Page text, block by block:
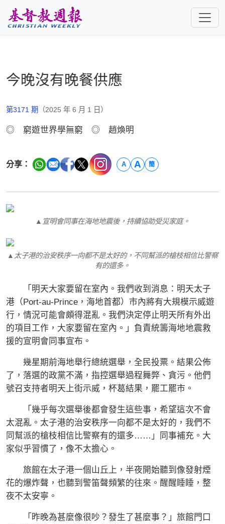
今晚沒有晚餐供應
第3171 期 （2025 年 6 月 1 日）
◎ 窮遊世界學無窮 ◎ 趙煥明
分享： A A 簡
▲宣明會同事在海地地震後，持續協助受災家庭。
▲太子港的治安秩序一向都不是太好的，不同幫派的槍枝相信比警察
有的還多。
「明天大家要留在室內。我們收到消息：明天太子
港（Port-au-Prince，海地首都）市內將有大規模示威遊
行，情況可能會頗得混亂。我們決定停止明天所有外出
的項目工作，大家要留在室內。」負責統籌海地地震救
援的宣明會同事宣布。
幾星期前海地舉行總統選舉，全民投票。結果公佈
了，落選的政黨不滿，指控選舉過程舞弊、貪污。他們
號召支持者明天上街示威，杯葛結果，罷工罷市。
「幾乎每次選舉後都會發生這些事，希望這次不會
太混亂。太子港的治安秩序一向都不是太好的，我們不
同幫派的槍枝相信比警察有的還多……」同事補充。大
家似乎習慣了，像不太擔心。
旅館在太子港一個山丘上，半夜開始聽到像發射煙
花的爆炸聲，也聽到警笛聲頻繁的往來。醒醒睡睡，整
夜不太安寧。
「昨晚為甚麼像很吵？發生了甚麼事？」旅館門口